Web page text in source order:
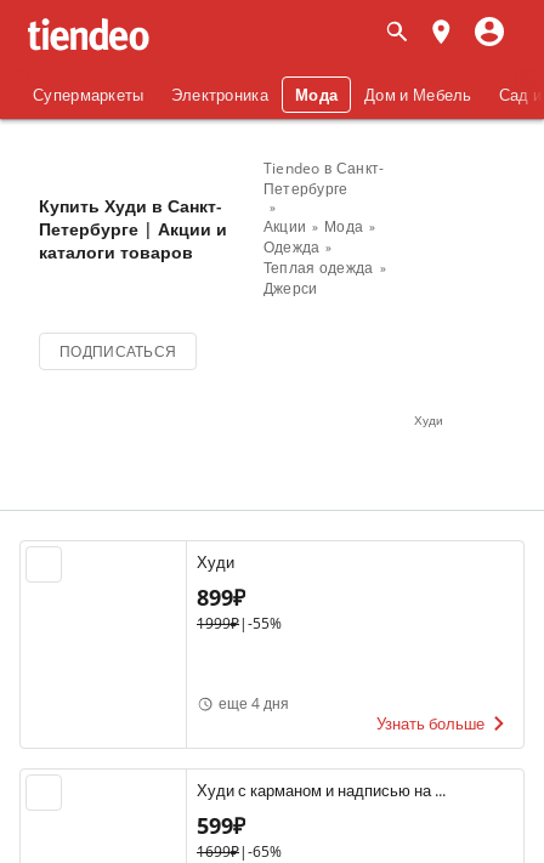
Супермаркеты Электроника Мода Дом и Мебель Сад
Худи
Tiendeo в Санкт-
Петербурге
Акции
Мода
Одежда
Теплая одежда
Джерси
Купить Худи в Санкт-
Петербурге | Акции и
каталоги товаров
ПОДПИСАТЬСЯ
Худи
899₽
1999₽|-55%
еще 4 дня
Узнать больше
Худи с карманом и надписью на ...
599₽
1699₽|-65%